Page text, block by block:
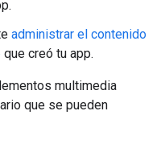
administrar el contenido
que creó tu app.
multimedia
que se pueden